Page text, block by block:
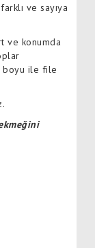
ve sayıya
ve konumda
boyu ile file